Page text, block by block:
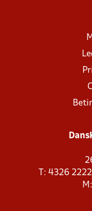
T: 4326
M: